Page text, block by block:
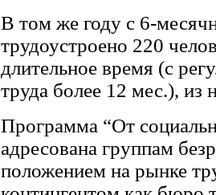
В том же году с 6-
трудоустроено 220
длительное время (с
труда более 12 мес.),
Программа “От
адресована группам
положением на рынке